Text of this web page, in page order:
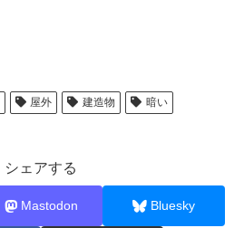
屋外 建造物
暗い
シェアする
Mastodon Bluesky